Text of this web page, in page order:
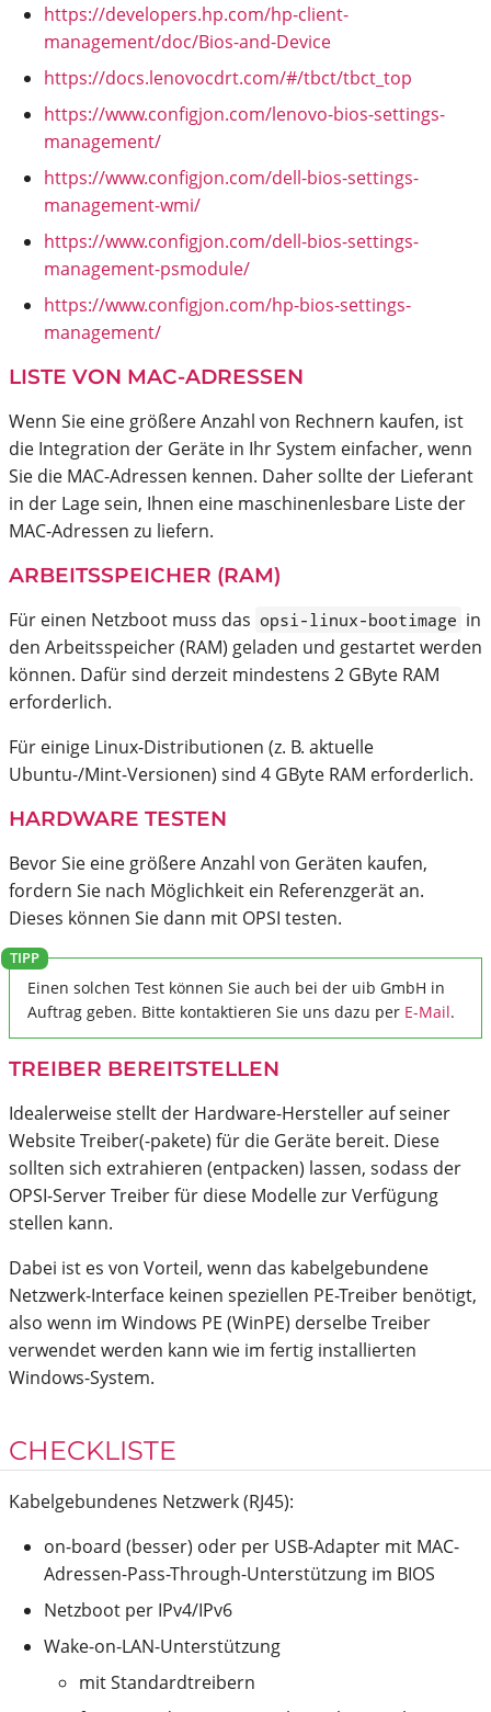
https://developers.hp.com/hp-client-
management/doc/Bios-and-Device
https://docs.lenovocdrt.com/#/tbct/tbct_top
https://www.configjon.com/lenovo-bios-settings-
management/
https://www.configjon.com/dell-bios-settings-
management-wmi/
https://www.configjon.com/dell-bios-settings-
management-psmodule/
https://www.configjon.com/hp-bios-settings-
management/
LISTE VON MAC-ADRESSEN
Wenn Sie eine größere Anzahl von Rechnern kaufen, ist
die Integration der Geräte in Ihr System einfacher, wenn
Sie die MAC-Adressen kennen. Daher sollte der Lieferant
in der Lage sein, Ihnen eine maschinenlesbare Liste der
MAC-Adressen zu liefern.
ARBEITSSPEICHER (RAM)
Für einen Netzboot muss das opsi-linux-bootimage in
den Arbeitsspeicher (RAM) geladen und gestartet werden
können. Dafür sind derzeit mindestens 2 GByte RAM
erforderlich.
Für einige Linux-Distributionen (z. B. aktuelle
Ubuntu-/Mint-Versionen) sind 4 GByte RAM erforderlich.
HARDWARE TESTEN
Bevor Sie eine größere Anzahl von Geräten kaufen,
fordern Sie nach Möglichkeit ein Referenzgerät an.
Dieses können Sie dann mit OPSI testen.
Einen solchen Test können Sie auch bei der uib GmbH in
Auftrag geben. Bitte kontaktieren Sie uns dazu per E-Mail.
TREIBER BEREITSTELLEN
Idealerweise stellt der Hardware-Hersteller auf seiner
Website Treiber(-pakete) für die Geräte bereit. Diese
sollten sich extrahieren (entpacken) lassen, sodass der
OPSI-Server Treiber für diese Modelle zur Verfügung
stellen kann.
Dabei ist es von Vorteil, wenn das kabelgebundene
Netzwerk-Interface keinen speziellen PE-Treiber benötigt,
also wenn im Windows PE (WinPE) derselbe Treiber
verwendet werden kann wie im fertig installierten
Windows-System.
CHECKLISTE
Kabelgebundenes Netzwerk (RJ45):
on-board (besser) oder per USB-Adapter mit MAC-
Adressen-Pass-Through-Unterstützung im BIOS
Netzboot per IPv4/IPv6
Wake-on-LAN-Unterstützung
mit Standardtreibern